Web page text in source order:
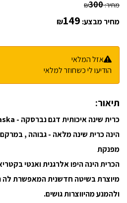
מחיר: ₪300
מחיר מבצע: ₪149
אזל המלאי
הודיעו לי כשחוזר למלאי
תיאור:
כרית שינה איכותית דגם נברסקה - Nebraska
הינה כרית שינה מלאה - גבוהה ,
מפנקת
הכרית הינה היפו אלרגנית ואנטי
מיוצרת בשיטה חדשנית המאפשרת לה
ולהמנע מהיווצרות גושים.